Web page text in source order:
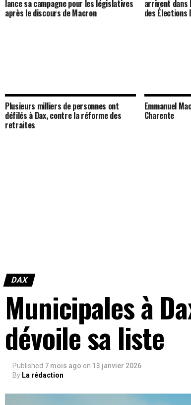
lance sa campagne pour les législatives
après le discours de Macron
arrivent dans
des Élections
Plusieurs milliers de personnes ont
défilés à Dax, contre la réforme des
retraites
Emmanuel
Charente
DAX
Municipales à
dévoile sa liste
Published 7 mois ago on 13 janvier 2026
By La rédaction